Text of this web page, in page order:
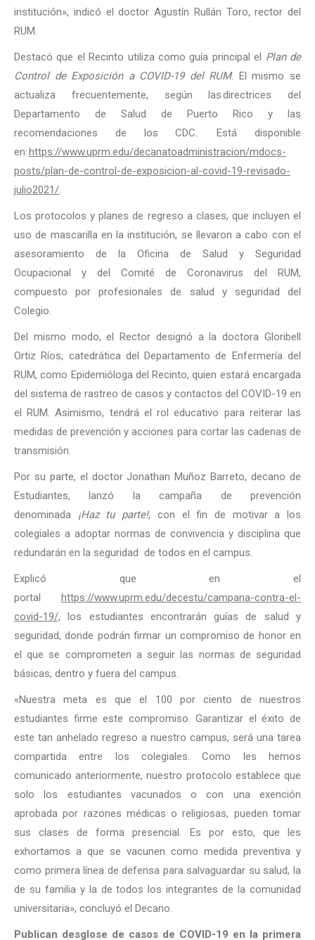
institución», indicó el doctor Agustín Rullán Toro, rector del
RUM.
Destacó que el Recinto utiliza como guía principal el Plan de
Control de Exposición a COVID-19 del RUM. El mismo se
actualiza frecuentemente, según las directrices del
Departamento de Salud de Puerto Rico y las
recomendaciones de los CDC. Está disponible
en:https://www.uprm.edu/decanatoadministracion/mdocs-
posts/plan-de-control-de-exposicion-al-covid-19-revisado-
julio2021/.
Los protocolos y planes de regreso a clases, que incluyen el
uso de mascarilla en la institución, se llevaron a cabo con el
asesoramiento de la Oficina de Salud y Seguridad
Ocupacional y del Comité de Coronavirus del RUM,
compuesto por profesionales de salud y seguridad del
Colegio.
Del mismo modo, el Rector designó a la doctora Gloribell
Ortiz Ríos, catedrática del Departamento de Enfermería del
RUM, como Epidemióloga del Recinto, quien estará encargada
del sistema de rastreo de casos y contactos del COVID-19 en
el RUM. Asimismo, tendrá el rol educativo para reiterar las
medidas de prevención y acciones para cortar las cadenas de
transmisión.
Por su parte, el doctor Jonathan Muñoz Barreto, decano de
Estudiantes, lanzó la campaña de prevención
denominada ¡Haz tu parte!, con el fin de motivar a los
colegiales a adoptar normas de convivencia y disciplina que
redundarán en la seguridad de todos en el campus.
Explicó que en el
portal https://www.uprm.edu/decestu/campana-contra-el-
covid-19/, los estudiantes encontrarán guías de salud y
seguridad, donde podrán firmar un compromiso de honor en
el que se comprometen a seguir las normas de seguridad
básicas, dentro y fuera del campus.
«Nuestra meta es que el 100 por ciento de nuestros
estudiantes firme este compromiso. Garantizar el éxito de
este tan anhelado regreso a nuestro campus, será una tarea
compartida entre los colegiales. Como les hemos
comunicado anteriormente, nuestro protocolo establece que
solo los estudiantes vacunados o con una exención
aprobada por razones médicas o religiosas, pueden tomar
sus clases de forma presencial. Es por esto, que les
exhortamos a que se vacunen como medida preventiva y
como primera línea de defensa para salvaguardar su salud, la
de su familia y la de todos los integrantes de la comunidad
universitaria», concluyó el Decano.
Publican desglose de casos de COVID-19 en la primera